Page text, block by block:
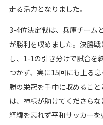
走る活力となりました。
3-4位決定戦は、兵庫チーム
が勝利を収めました。決勝
し、1-1の引き分けで試合を
つかず、実に15回にも上る
勝の栄冠を手中に収めるこ
は、神様が助けてくださら
経緯を忘れず平和サッカーを